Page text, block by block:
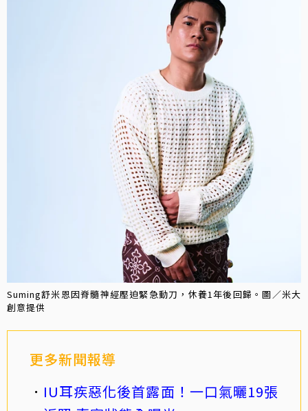
Suming舒米恩因脊髓神經壓迫緊急動刀，休養1年後回歸。圖／米大
創意提供
更多新聞報導
IU耳疾惡化後首露面！一口氣曬19張